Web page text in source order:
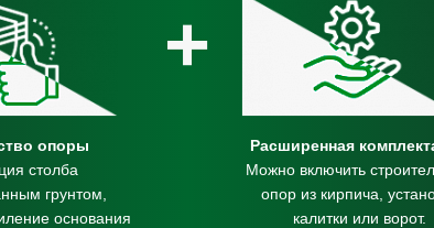
опоры
столба
грунтом,
основания
+
Расширенная
Можно включить
опор из кирпича,
калитки или ворот.